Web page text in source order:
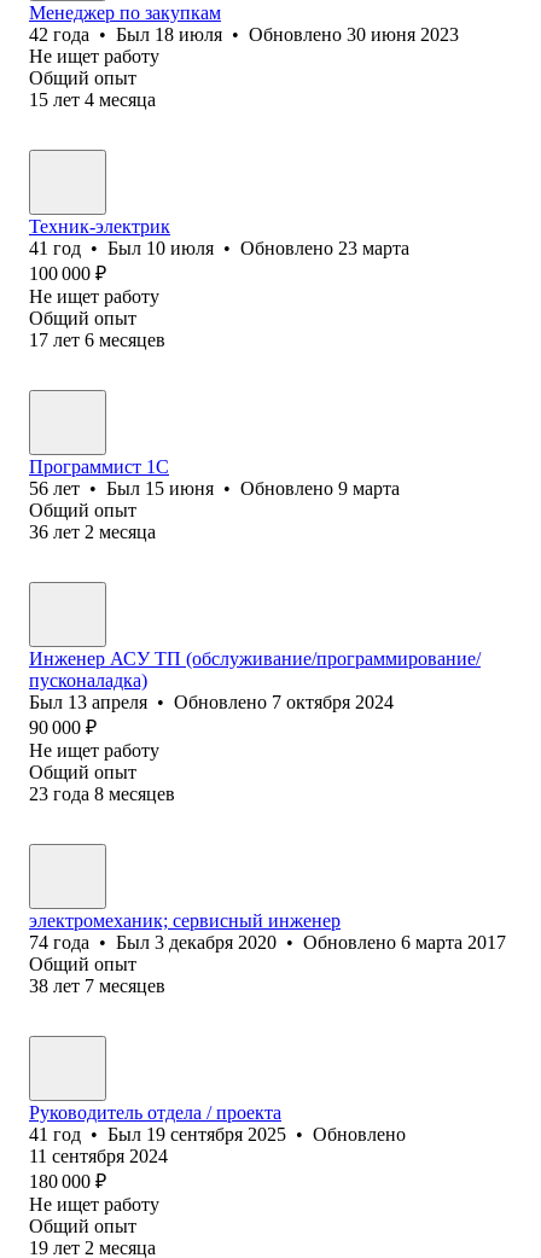
Менеджер по закупкам
42 года • Был 18 июля • Обновлено 30 июня 2023
Не ищет работу
Общий опыт
15 лет 4 месяца
Техник-электрик
41 год • Был 10 июля • Обновлено 23 марта
100 000 ₽
Не ищет работу
Общий опыт
17 лет 6 месяцев
Программист 1С
56 лет • Был 15 июня • Обновлено 9 марта
Общий опыт
36 лет 2 месяца
Инженер АСУ ТП (обслуживание/программирование/
пусконаладка)
Был 13 апреля • Обновлено 7 октября 2024
90 000 ₽
Не ищет работу
Общий опыт
23 года 8 месяцев
электромеханик; сервисный инженер
74 года • Был 3 декабря 2020 • Обновлено 6 марта 2017
Общий опыт
38 лет 7 месяцев
Руководитель отдела / проекта
41 год • Был 19 сентября 2025 • Обновлено
11 сентября 2024
180 000 ₽
Не ищет работу
Общий опыт
19 лет 2 месяца